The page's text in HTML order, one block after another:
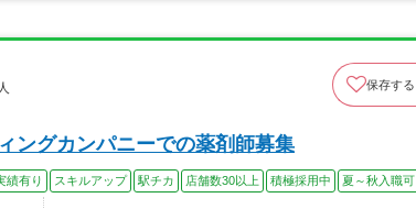
保存する
ングカンパニーでの薬剤師募集
績有り スキルアップ 駅チカ 店舗数30以上 積極採用中 夏～秋入職可